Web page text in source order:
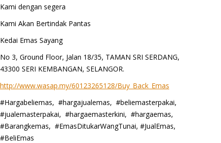
Kami dengan segera
Kami Akan Bertindak Pantas
Kedai Emas Sayang
No 3, Ground Floor, Jalan 18/35, TAMAN SRI SERDANG,
43300 SERI KEMBANGAN, SELANGOR.
http://www.wasap.my/60123265128/Buy_Back_Emas
#Hargabeliemas, #hargajualemas, #beliemasterpakai,
#jualemasterpakai, #hargaemasterkini, #hargaemas,
#Barangkemas, #EmasDitukarWangTunai, #JualEmas,
#BeliEmas